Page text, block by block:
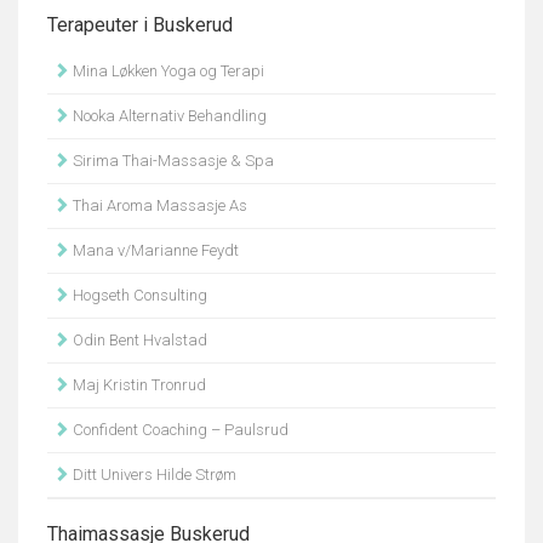
Terapeuter i Buskerud
Mina Løkken Yoga og Terapi
Nooka Alternativ Behandling
Sirima Thai-Massasje & Spa
Thai Aroma Massasje As
Mana v/Marianne Feydt
Hogseth Consulting
Odin Bent Hvalstad
Maj Kristin Tronrud
Confident Coaching – Paulsrud
Ditt Univers Hilde Strøm
Thaimassasje Buskerud